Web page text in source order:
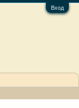
Вход